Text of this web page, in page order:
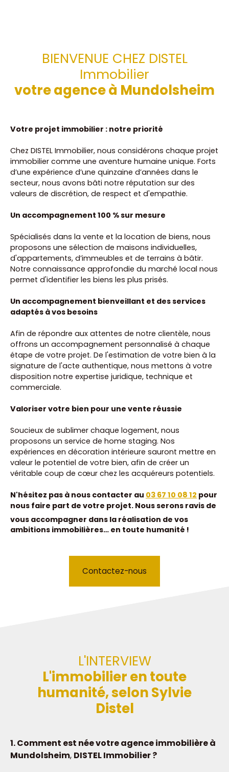
BIENVENUE CHEZ DISTEL
Immobilier
votre agence à Mundolsheim
Votre projet immobilier : notre priorité
Chez DISTEL Immobilier, nous considérons chaque projet
immobilier comme une aventure humaine unique. Forts
d’une expérience d’une quinzaine d’années dans le
secteur, nous avons bâti notre réputation sur des
valeurs de discrétion, de respect et d'empathie.
Un accompagnement 100 % sur mesure
Spécialisés dans la vente et la location de biens, nous
proposons une sélection de maisons individuelles,
d'appartements, d’immeubles et de terrains à bâtir.
Notre connaissance approfondie du marché local nous
permet d'identifier les biens les plus prisés.
Un accompagnement bienveillant et des services
adaptés à vos besoins
Afin de répondre aux attentes de notre clientèle, nous
offrons un accompagnement personnalisé à chaque
étape de votre projet. De l'estimation de votre bien à la
signature de l'acte authentique, nous mettons à votre
disposition notre expertise juridique, technique et
commerciale.
Valoriser votre bien pour une vente réussie
Soucieux de sublimer chaque logement, nous
proposons un service de home staging. Nos
expériences en décoration intérieure sauront mettre en
valeur le potentiel de votre bien, afin de créer un
véritable coup de cœur chez les acquéreurs potentiels.
N'hésitez pas à nous contacter au 03 67 10 08 12 pour
nous faire part de votre projet. Nous serons ravis de
vous accompagner dans la réalisation de vos
ambitions immobilières… en toute humanité !
Contactez-nous
L'INTERVIEW
L'immobilier en toute
humanité, selon Sylvie
Distel
1. Comment est née votre agence immobilière à
Mundolsheim, DISTEL Immobilier ?